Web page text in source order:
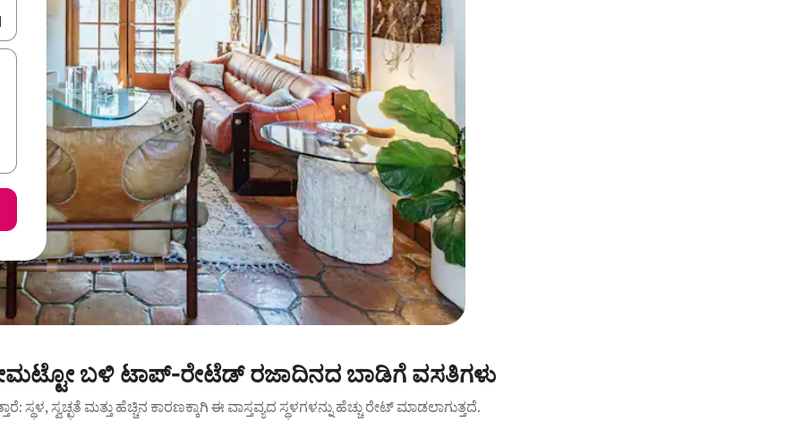
ನ್ಯಾವಿಗೇಟ್ ಮಾಡಿ ಅಥವಾ ಸ್ಪರ್ಶ ಅಥವಾ ಸ್ವೈಪ್ ಗೆಸ್ಚರ್‌ಗಳ ಮೂಲಕ ಅನ್ವೇಷಿಸಿ.
ಬಳಿ ಟಾಪ್-ರೇಟೆಡ್ ರಜಾದಿನದ ಬಾಡಿಗೆ ವಸತಿಗಳು
ಸ್ಥಳ, ಸ್ವಚ್ಛತೆ ಮತ್ತು ಹೆಚ್ಚಿನ ಕಾರಣಕ್ಕಾಗಿ ಈ ವಾಸ್ತವ್ಯದ ಸ್ಥಳಗಳನ್ನು ಹೆಚ್ಚು ರೇಟ್ ಮಾಡಲಾಗುತ್ತದೆ.